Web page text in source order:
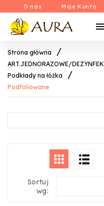
O nas Moje Konto
Strona główna
ART.JEDNORAZOWE/
Podkłady na łóżka
Podfoliowane
Sortuj
wg: